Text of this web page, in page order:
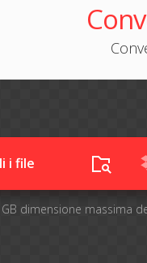
i file
GB dimensione massima